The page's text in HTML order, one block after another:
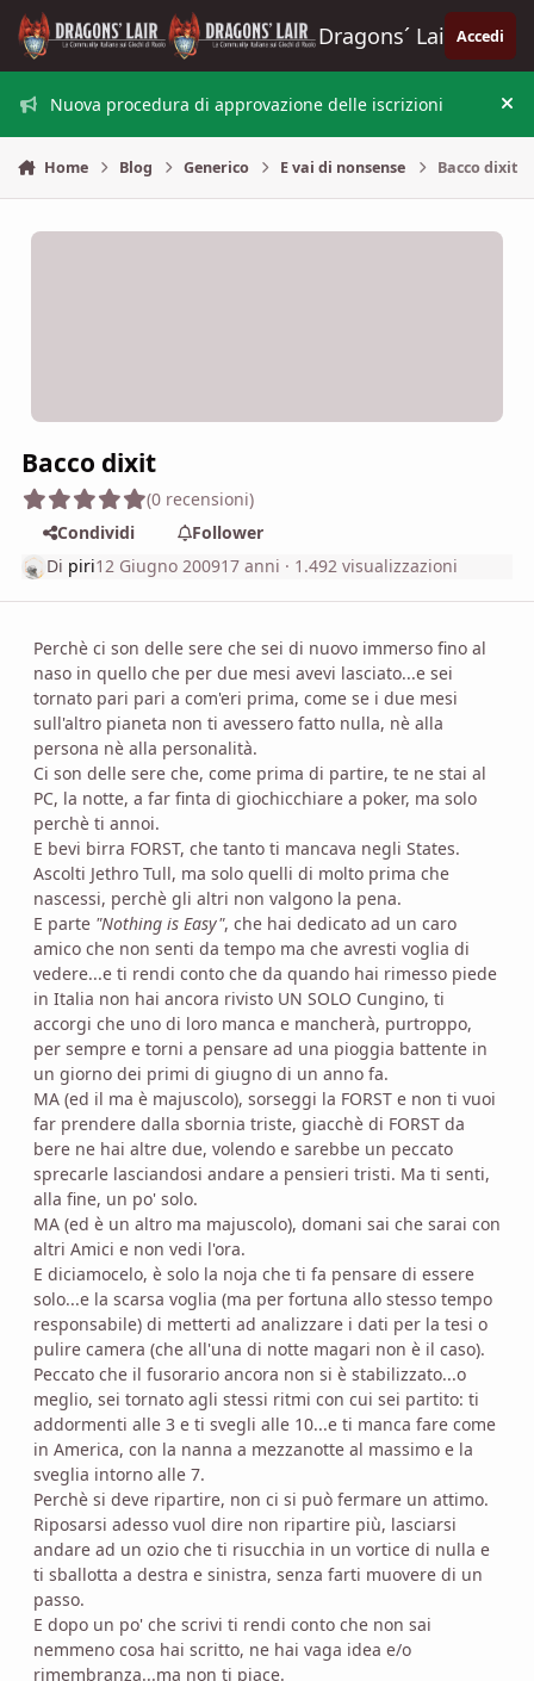
Vai al contenuto
Dragons´ Lair Accedi
Nuova procedura di approvazione delle iscrizioni
Home Blog Generico E vai di nonsense Bacco dixit
Bacco dixit
(0 recensioni)
Condividi
Follower
Di piri12 Giugno 200917 anni · 1.492 visualizzazioni
Perchè ci son delle sere che sei di nuovo immerso fino al
naso in quello che per due mesi avevi lasciato...e sei
tornato pari pari a com'eri prima, come se i due mesi
sull'altro pianeta non ti avessero fatto nulla, nè alla
persona nè alla personalità.
Ci son delle sere che, come prima di partire, te ne stai al
PC, la notte, a far finta di giochicchiare a poker, ma solo
perchè ti annoi.
E bevi birra FORST, che tanto ti mancava negli States.
Ascolti Jethro Tull, ma solo quelli di molto prima che
nascessi, perchè gli altri non valgono la pena.
E parte "Nothing is Easy", che hai dedicato ad un caro
amico che non senti da tempo ma che avresti voglia di
vedere...e ti rendi conto che da quando hai rimesso piede
in Italia non hai ancora rivisto UN SOLO Cungino, ti
accorgi che uno di loro manca e mancherà, purtroppo,
per sempre e torni a pensare ad una pioggia battente in
un giorno dei primi di giugno di un anno fa.
MA (ed il ma è majuscolo), sorseggi la FORST e non ti vuoi
far prendere dalla sbornia triste, giacchè di FORST da
bere ne hai altre due, volendo e sarebbe un peccato
sprecarle lasciandosi andare a pensieri tristi. Ma ti senti,
alla fine, un po' solo.
MA (ed è un altro ma majuscolo), domani sai che sarai con
altri Amici e non vedi l'ora.
E diciamocelo, è solo la noja che ti fa pensare di essere
solo...e la scarsa voglia (ma per fortuna allo stesso tempo
responsabile) di metterti ad analizzare i dati per la tesi o
pulire camera (che all'una di notte magari non è il caso).
Peccato che il fusorario ancora non si è stabilizzato...o
meglio, sei tornato agli stessi ritmi con cui sei partito: ti
addormenti alle 3 e ti svegli alle 10...e ti manca fare come
in America, con la nanna a mezzanotte al massimo e la
sveglia intorno alle 7.
Perchè si deve ripartire, non ci si può fermare un attimo.
Riposarsi adesso vuol dire non ripartire più, lasciarsi
andare ad un ozio che ti risucchia in un vortice di nulla e
ti sballotta a destra e sinistra, senza farti muovere di un
passo.
E dopo un po' che scrivi ti rendi conto che non sai
nemmeno cosa hai scritto, ne hai vaga idea e/o
rimembranza...ma non ti piace.